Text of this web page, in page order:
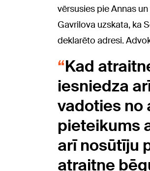
vērsusies pie Annas
Gavrilova uzskata, ka
deklarēto adresi.
Kad
iesniedza
vadoties no
pieteikums
arī nosūtīju
atraitne